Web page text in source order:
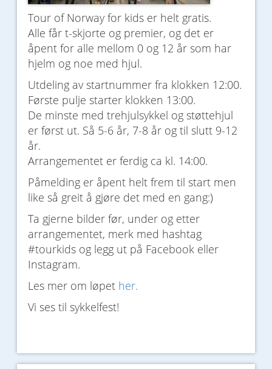
Tour of Norway for kids er helt gratis.
Alle får t-skjorte og premier, og det er
åpent for alle mellom 0 og 12 år som har
hjelm og noe med hjul.
Utdeling av startnummer fra klokken 12:00.
Første pulje starter klokken 13:00.
De minste med trehjulsykkel og støttehjul
er først ut. Så 5-6 år, 7-8 år og til slutt 9-12
år.
Arrangementet er ferdig ca kl. 14:00.
Påmelding er åpent helt frem til start men
like så greit å gjøre det med en gang:)
Ta gjerne bilder før, under og etter
arrangementet, merk med hashtag
#tourkids og legg ut på Facebook eller
Instagram.
Les mer om løpet her.
Vi ses til sykkelfest!